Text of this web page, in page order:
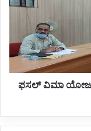
ರಾ
ದಿಂ
ದ
ಬಂ
ಜ
ನೆ
ಸ
ಫಸಲ್ ವಿಮಾ